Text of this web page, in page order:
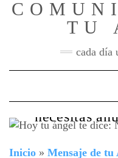
Skip
TU
cada día
Hoy tu
necesitas
Inicio » Mensaje de tu